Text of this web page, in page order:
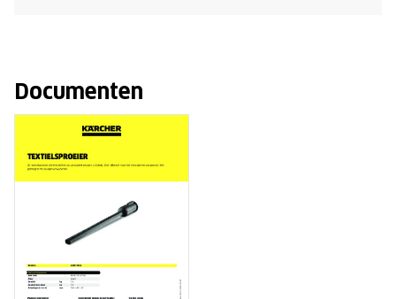
Documenten